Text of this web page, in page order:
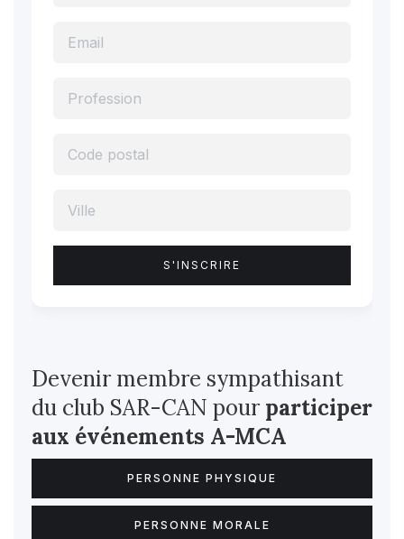
Devenir membre sympathisant
du club SAR-CAN pour participer
aux événements A-MCA
PERSONNE PHYSIQUE
PERSONNE MORALE